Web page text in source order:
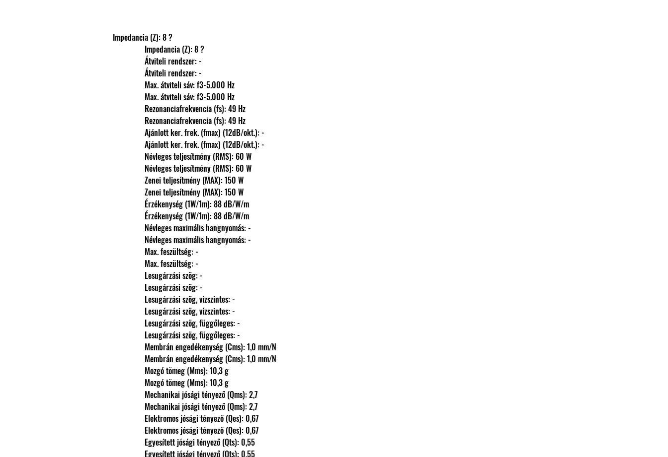
Impedancia (Z): 8 ?
                Impedancia (Z): 8 ?
                Átviteli rendszer: -
                Átviteli rendszer: -
                Max. átviteli sáv: f3-5.000 Hz
                Max. átviteli sáv: f3-5.000 Hz
                Rezonanciafrekvencia (fs): 49 Hz
                Rezonanciafrekvencia (fs): 49 Hz
                Ajánlott ker. frek. (fmax) (12dB/okt.): -
                Ajánlott ker. frek. (fmax) (12dB/okt.): -
                Névleges teljesítmény (RMS): 60 W
                Névleges teljesítmény (RMS): 60 W
                Zenei teljesítmény (MAX): 150 W
                Zenei teljesítmény (MAX): 150 W
                Érzékenység (1W/1m): 88 dB/W/m
                Érzékenység (1W/1m): 88 dB/W/m
                Névleges maximális hangnyomás: -
                Névleges maximális hangnyomás: -
                Max. feszültség: -
                Max. feszültség: -
                Lesugárzási szög: -
                Lesugárzási szög: -
                Lesugárzási szög, vízszintes: -
                Lesugárzási szög, vízszintes: -
                Lesugárzási szög, függőleges: -
                Lesugárzási szög, függőleges: -
                Membrán engedékenység (Cms): 1,0 mm/N
                Membrán engedékenység (Cms): 1,0 mm/N
                Mozgó tömeg (Mms): 10,3 g
                Mozgó tömeg (Mms): 10,3 g
                Mechanikai jósági tényező (Qms): 2,7
                Mechanikai jósági tényező (Qms): 2,7
                Elektromos jósági tényező (Qes): 0,67
                Elektromos jósági tényező (Qes): 0,67
                Egyesített jósági tényező (Qts): 0,55
                Egyesített jósági tényező (Qts): 0,55